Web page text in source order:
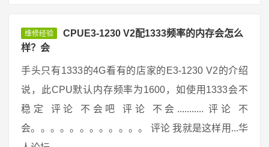
维修经验
CPUE3-1230 V2配1333频率的内存会怎么
样？会
手头只有1333的4G看有的店家的E3-1230 V2的介绍
说，此CPU默认内存频率为1600，如使用1333会不
稳定 评论 不会吧 评论 不会........... 评论 不
会。。。。。。。。。。。。 评论 我就是这样用...华